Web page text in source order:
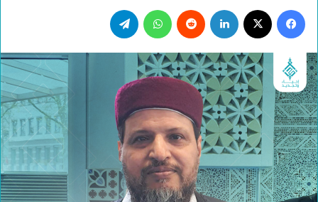
Facebook
LinkedIn
Reddit
WhatsApp